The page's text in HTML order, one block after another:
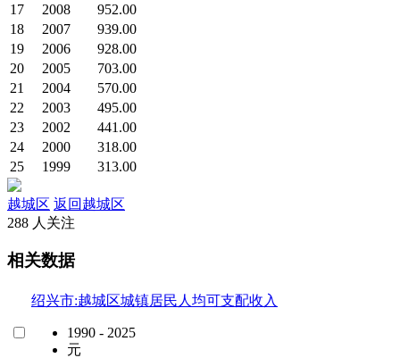
17
2008
952.00
18
2007
939.00
19
2006
928.00
20
2005
703.00
21
2004
570.00
22
2003
495.00
23
2002
441.00
24
2000
318.00
25
1999 313.00
越城区 返回越城区
288 人关注
相关数据
绍兴市:越城区城镇居民人均可支配收入
1990 - 2025
元